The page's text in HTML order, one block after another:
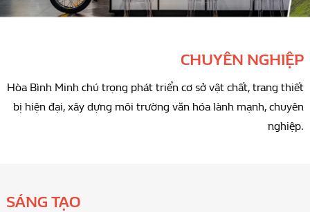
CHUYÊN NGHIỆP
Hòa Bình Minh chú trọng phát triển cơ sở vật chất, trang thiết
bị hiện đại, xây dựng môi trườngvăn hóa lành mạnh, chuyên
nghiệp.
SÁNG TẠO